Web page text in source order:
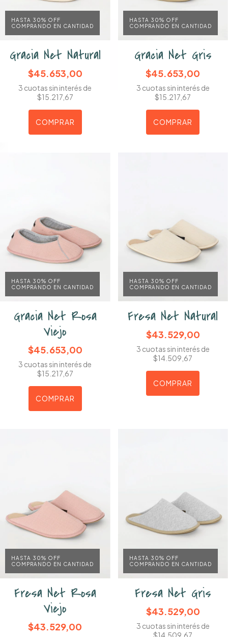
HASTA 30% OFF
COMPRANDO EN CANTIDAD
Gracia Net Natural
$45.653,00
3 cuotas sin interés de
$15.217,67
COMPRAR
HASTA 30% OFF
COMPRANDO EN CANTIDAD
Gracia Net Gris
$45.653,00
3 cuotas sin interés de
$15.217,67
COMPRAR
HASTA 30% OFF
COMPRANDO EN CANTIDAD
Gracia Net Rosa
Viejo
$45.653,00
3 cuotas sin interés de
$15.217,67
COMPRAR
HASTA 30% OFF
COMPRANDO EN CANTIDAD
Fresa Net Natural
$43.529,00
3 cuotas sin interés de
$14.509,67
COMPRAR
HASTA 30% OFF
COMPRANDO EN CANTIDAD
Fresa Net Rosa
Viejo
$43.529,00
HASTA 30% OFF
COMPRANDO EN CANTIDAD
Fresa Net Gris
$43.529,00
3 cuotas sin interés de
$14.509,67